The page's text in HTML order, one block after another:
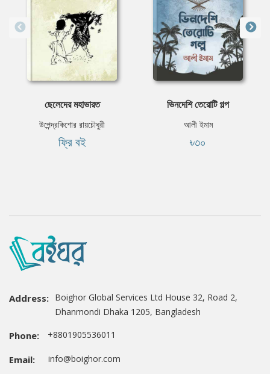
ছেলেদের মহাভারত
উপেন্দ্রকিশোর রায়চৌধুরী
ফ্রি বই
ভিনদেশি তেরােটি গল্প
আলী ইমাম
৳৩০
Address: Boighor Global Services Ltd House 32, Road 2,
Dhanmondi Dhaka 1205, Bangladesh
Phone: +8801905536011
Email: info@boighor.com